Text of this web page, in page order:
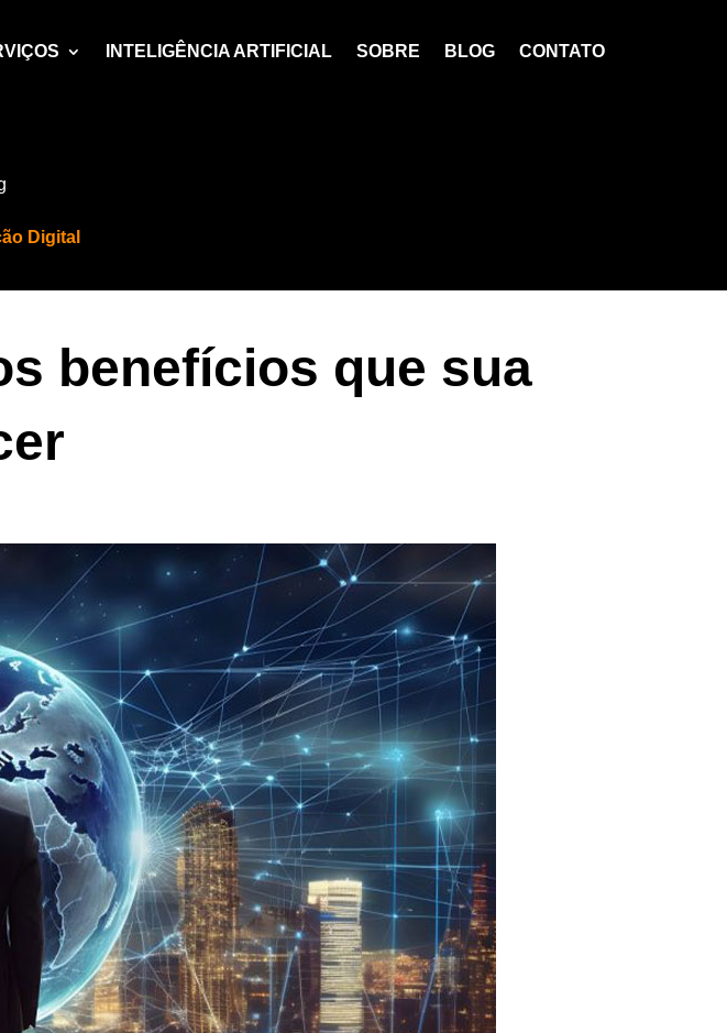
INTELIGÊNCIA ARTIFICIAL SOBRE BLOG CONTATO
Digital
benefícios que sua